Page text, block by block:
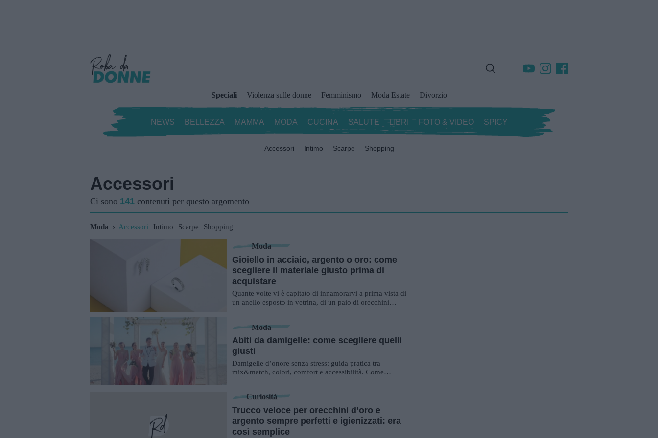
Speciali Violenza sulle donne Femminismo Moda Estate Divorzio
NEWS BELLEZZA MAMMA MODA CUCINA SALUTE LIBRI FOTO & VIDEO SPICY
Accessori Intimo Scarpe Shopping
Accessori
Ci sono 141 contenuti per questo argomento
Moda Accessori Intimo Scarpe Shopping
Moda
Gioiello in acciaio, argento o oro: come
scegliere il materiale giusto prima di
acquistare
Quante volte vi è capitato di innamorarvi a prima vista di
un anello esposto in vetrina, di un paio di orecchini
Moda
Abiti da damigelle: come scegliere quelli
giusti
Damigelle d’onore senza stress: guida pratica tra
mix&match, colori, comfort e accessibilità. Come
Curiosità
Trucco veloce per orecchini d’oro e
argento sempre perfetti e igienizzati: era
così semplice